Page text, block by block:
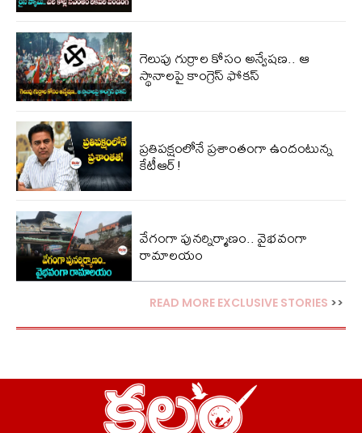
గెలుపు గుర్రాల కోసం అన్వేషణ.. ఆ
స్థానాలపై కాంగ్రెస్ ఫోకస్
ప్ర‌తిప‌క్షంలోనే ప్ర‌శాంతంగా ఉందంటున్న
కేటీఆర్!
వేగంగా పునర్నిర్మాణం.. వైభవంగా
రామాలయం
READ MORE EXCLUSIVE STORIES >>